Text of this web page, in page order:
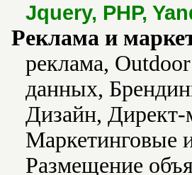
Jquery, PHP,
Реклама и
реклама,
данных,
Дизайн, Директ-
Маркетинговые
Размещение